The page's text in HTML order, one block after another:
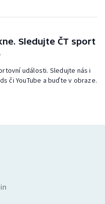
Sledujte ČT sport
události. Sledujte nás i
či YouTube a buďte v obraze.